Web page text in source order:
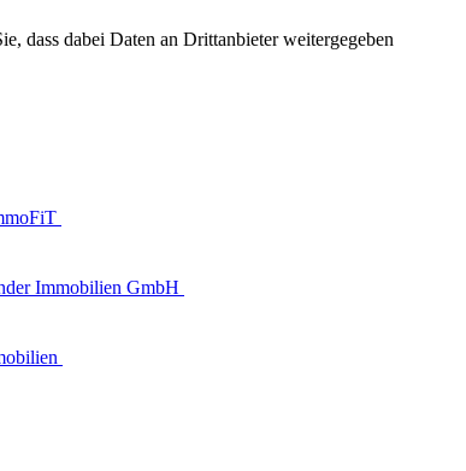
dass dabei Daten an Drittanbieter weitergegeben
Immobilien GmbH